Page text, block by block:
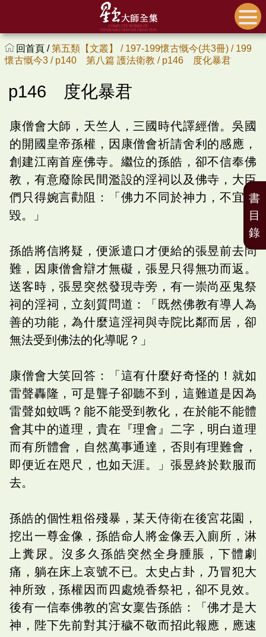
回首頁 /第五類【文叢】 / 197-199懷古慨今(共3冊) / 199
懷古慨今3 / p140 第八篇 護法衛教 / p146 度化暴君
p146 度化暴君
康僧會大師，天竺人，三國時代譯經僧。吳國
的開國皇帝孫權，因康僧會祈請舍利的感應，
創建江南首座佛寺。繼位的孫皓，卻不信奉佛
教，有意廢除民間濫設的淫祠以及佛寺，大臣
們只得婉言勸阻：「佛力不同於神力，不宜輕
毀。」
孫皓將信將疑，便派遣口才便給的張昱前去問
難，因康僧會辯才無礙，張昱只得無功而返。
送客時，張昱突然發現寺旁，有一崇尚巫鬼祭
祠的淫祠，立刻質問道：「既然佛教有導人為
善的功能，為什麼這淫祠與寺院比鄰而居，卻
無法受到佛法的化導呢？」
康僧會大笑回答：「這有什麼好奇怪的！就如
雷聲轟隆，可是聾子卻聽不到，這難道是因為
雷聲如蚊嗎？能不能受到教化，在於能不能體
會其中的道理，貴在『理會』二字，明白道理
而有所體會，自然萬事通達，否則有理難會，
即便近在咫尺，也如天涯。」張昱終於歎服而
去。
孫皓的個性粗俗殘暴，某天侍衛在後宮花園，
挖出一尊金像，孫皓命人將金像丟入廁所，淋
上糞尿。沒多久孫皓突然全身腫脹，下體劇
痛，躺在床上哀號不已。太史占卦，乃冒犯大
神所致，孫權因而四處燒香祭祀，卻不見效。
後有一信奉佛教的宮女稟告孫皓：「佛才是大
神，陛下先前對其汙穢不敬而招此報應，應速
書
目
錄